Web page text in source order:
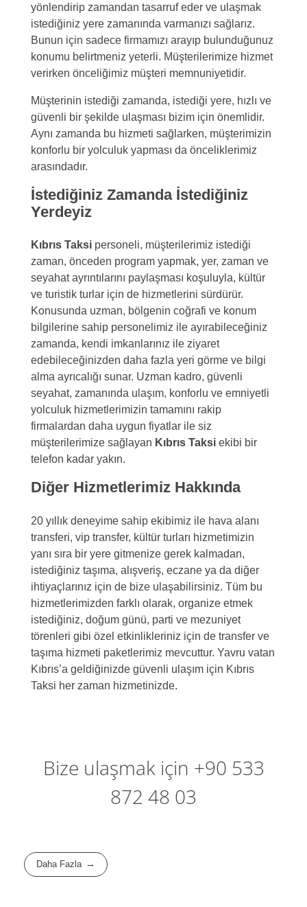
yönlendirip zamandan tasarruf eder ve ulaşmak
istediğiniz yere zamanında varmanızı sağlarız.
Bunun için sadece firmamızı arayıp bulunduğunuz
konumu belirtmeniz yeterli. Müşterilerimize hizmet
verirken önceliğimiz müşteri memnuniyetidir.
Müşterinin istediği zamanda, istediği yere, hızlı ve
güvenli bir şekilde ulaşması bizim için önemlidir.
Aynı zamanda bu hizmeti sağlarken, müşterimizin
konforlu bir yolculuk yapması da önceliklerimiz
arasındadır.
İstediğiniz Zamanda İstediğiniz
Yerdeyiz
Kıbrıs Taksi personeli, müşterilerimiz istediği
zaman, önceden program yapmak, yer, zaman ve
seyahat ayrıntılarını paylaşması koşuluyla, kültür
ve turistik turlar için de hizmetlerini sürdürür.
Konusunda uzman, bölgenin coğrafi ve konum
bilgilerine sahip personelimiz ile ayırabileceğiniz
zamanda, kendi imkanlarınız ile ziyaret
edebileceğinizden daha fazla yeri görme ve bilgi
alma ayrıcalığı sunar. Uzman kadro, güvenli
seyahat, zamanında ulaşım, konforlu ve emniyetli
yolculuk hizmetlerimizin tamamını rakip
firmalardan daha uygun fiyatlar ile siz
müşterilerimize sağlayan Kıbrıs Taksi ekibi bir
telefon kadar yakın.
Diğer Hizmetlerimiz Hakkında
20 yıllık deneyime sahip ekibimiz ile hava alanı
transferi, vip transfer, kültür turları hizmetimizin
yanı sıra bir yere gitmenize gerek kalmadan,
istediğiniz taşıma, alışveriş, eczane ya da diğer
ihtiyaçlarınız için de bize ulaşabilirsiniz. Tüm bu
hizmetlerimizden farklı olarak, organize etmek
istediğiniz, doğum günü, parti ve mezuniyet
törenleri gibi özel etkinlikleriniz için de transfer ve
taşıma hizmeti paketlerimiz mevcuttur. Yavru vatan
Kıbrıs’a geldiğinizde güvenli ulaşım için Kıbrıs
Taksi her zaman hizmetinizde.
Bize ulaşmak için +90 533
872 48 03
Daha Fazla